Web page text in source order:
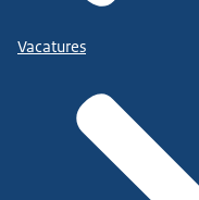
Vacatures